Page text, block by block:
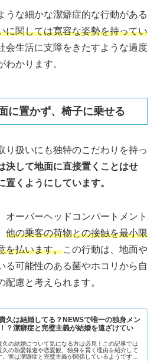
うな細かな潔癖症的な行動がある
に関しては寛容な姿勢を持ってい
会生活に支障をきたすような過度
かります。
に置かず、椅子に乗せる
り扱いにも独特のこだわりを持っ
決して地面に直接置くことはせ
くようにしています。
オーバーヘッドコンパートメント
他の乗客の荷物との接触を最小限
を払います。この行動は、地面や
る可能性のある菌やホコリから自
慮と考えられます。
久は結婚してる？NEWSで唯一の独身メン
？潔癖症と完璧主義が結婚を遠ざけてい
久の結婚について気になる方は必見！この記事では
久の熱愛報道や恋愛観、独身を貫く理由を紹介して
。実は潔癖症と完璧主義が関係しているようです。